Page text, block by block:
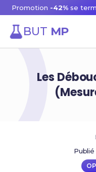
Promotion -42%se
BUT MP
Les
Publié